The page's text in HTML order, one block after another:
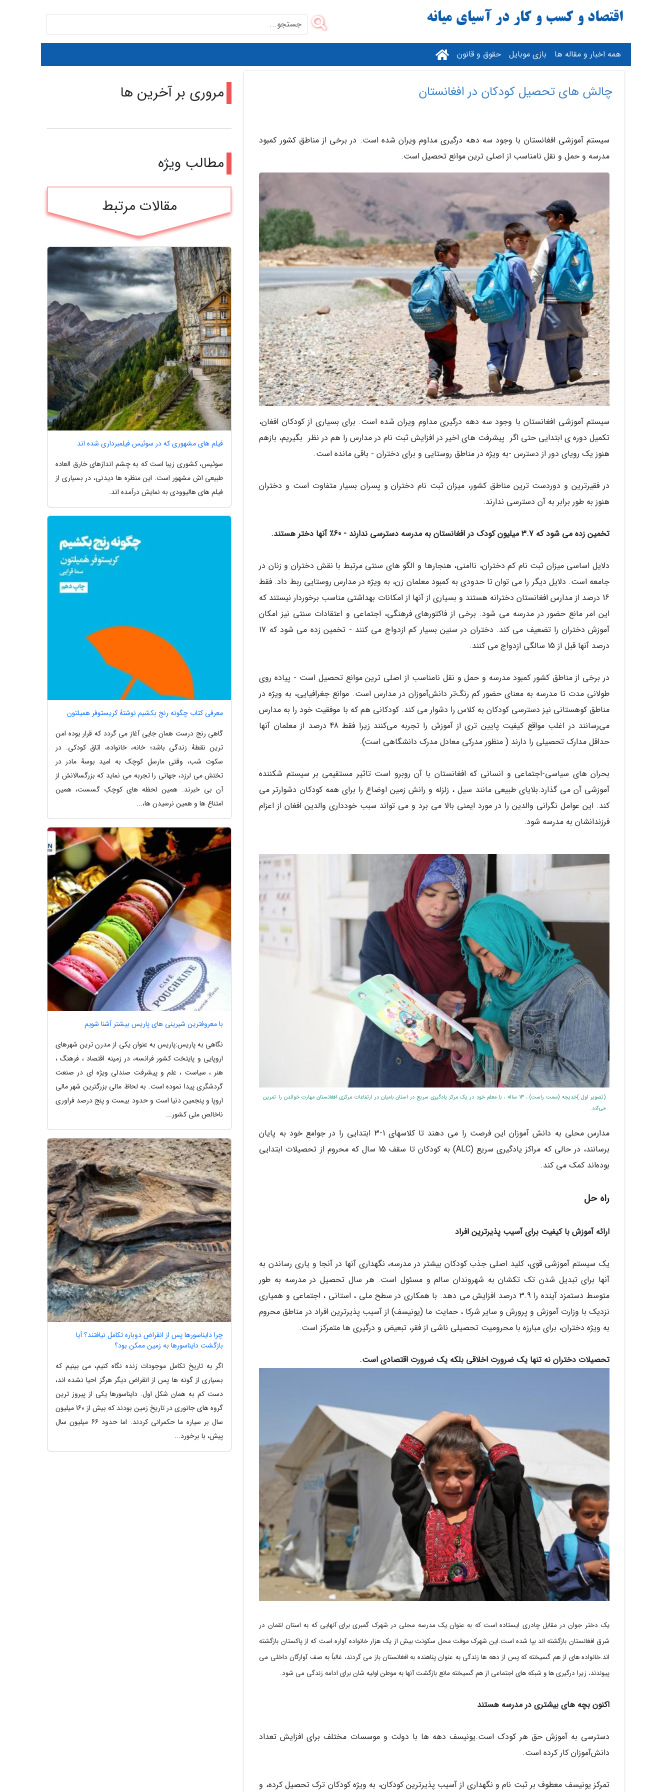
چالش های تحصیل کودکان در افغانستان
سیستم آموزشی افغانستان با وجود سه دهه درگیری مداوم ویران شده است. در برخی از مناطق کشور کمبود
مدرسه و حمل و نقل نامناسب از اصلی ترین موانع تحصیل است.
سیستم آموزشی افغانستان با وجود سه دهه درگیری مداوم ویران شده است. برای بسیاری از کودکان افغان،
تکمیل دوره ی ابتدایی حتی اگر پیشرفت های اخیر در افزایش ثبت نام در مدارس را هم در نظر بگیریم، بازهم
هنوز یک رویای دور از دسترس -به ویژه در مناطق روستایی و برای دختران - باقی مانده است.
در فقیرترین و دوردست ترین مناطق کشور، میزان ثبت نام دختران و پسران بسیار متفاوت است و دختران
هنوز به طور برابر به آن دسترسی ندارند.
تخمین زده می شود که 3.7 میلیون کودک در افغانستان به مدرسه دسترسی ندارند - 60٪ آنها دختر هستند.
دلایل اساسی میزان ثبت نام کم دختران، ناامنی، هنجارها و الگو های سنتی مرتبط با نقش دختران و زنان در
جامعه است. دلایل دیگر را می توان تا حدودی به کمبود معلمان زن، به ویژه در مدارس روستایی ربط داد. فقط
16 درصد از مدارس افغانستان دخترانه هستند و بسیاری از آنها از امکانات بهداشتی مناسب برخوردار نیستند که
این امر مانع حضور در مدرسه می شود. برخی از فاکتورهای فرهنگی، اجتماعی و اعتقادات سنتی نیز امکان
آموزش دختران را تضعیف می کند. دختران در سنین بسیار کم ازدواج می کنند - تخمین زده می شود که 17
درصد آنها قبل از 15 سالگی ازدواج می کنند.
در برخی از مناطق کشور کمبود مدرسه و حمل و نقل نامناسب از اصلی ترین موانع تحصیل است - پیاده روی
طولانی مدت تا مدرسه به معنای حضور کم رنگ‌تر دانش‌آموزان در مدارس است. موانع جغرافیایی، به ویژه در
مناطق کوهستانی نیز دسترسی کودکان به کلاس را دشوار می کند. کودکانی هم که با موفقیت خود را به مدارس
می‌رسانند در اغلب مواقع کیفیت پایین تری از آموزش را تجربه می‌کنند زیرا فقط 48 درصد از معلمان آنها
حداقل مدارک تحصیلی را دارند ( منظور مدرکی معادل مدرک دانشگاهی است).
بحران های سیاسی-اجتماعی و انسانی که افغانستان با آن روبرو است تاثیر مستقیمی بر سیستم شکننده
آموزشی آن‌ می گذارد.بلایای طبیعی مانند سیل ، زلزله و رانش زمین اوضاع را برای همه کودکان دشوار‌تر می
کند. این عوامل نگرانی والدین را در مورد ایمنی بالا می برد و می تواند سبب خودداری والدین افغان از اعزام
فرزندانشان به مدرسه شود.
(تصویر اول )خدیجه (سمت راست) ، 13 ساله ، با معلم خود در یک مرکز یادگیری سریع در استان بامیان در ارتفاعات مرکزی افغانستان مهارت خواندن را تمرین
می‌کند.
مدارس محلی به دانش آموزان این فرصت را می دهند تا کلاسهای 1-3 ابتدایی را در جوامع خود به پایان
برسانند، در حالی که مراکز یادگیری سریع (ALC) به کودکان تا سقف 15 سال که محروم از تحصیلات ابتدایی
بوده‌اند کمک می کند.
راه حل
ارائه آموزش با کیفیت برای آسیب پذیرترین افراد
یک سیستم آموزشی قوی، کلید اصلی جذب کودکان بیشتر در مدرسه، نگهداری آنها در آنجا و یاری رساندن به
آنها برای تبدیل شدن تک تکشان به شهروندان سالم و مسئول است. هر سال تحصیل در مدرسه به طور
متوسط دستمزد آینده را 3.9 درصد افزایش می دهد. با همکاری در سطح ملی ، استانی ، اجتماعی و همیاری
نزدیک با وزارت آموزش و پرورش و سایر شرکا ، حمایت ما (یونیسف) از آسیب پذیرترین افراد در مناطق محروم
به ویژه دختران، برای مبارزه با محرومیت تحصیلی ناشی از فقر، تبعیض و درگیری ها متمرکز است.
تحصیلات دختران نه تنها یک ضرورت اخلاقی بلکه یک ضرورت اقتصادی است.
یک دختر جوان در مقابل چادری ایستاده است که به عنوان یک مدرسه محلی در شهرک گمبری برای آنهایی که به استان لقمان در
شرق افغانستان بازگشته اند بپا شده است.این شهرک موقت محل سکونت بیش از یک هزار خانواده آواره است که از پاکستان بازگشته
اند.خانواده های از هم گسیخته که پس از دهه ها زندگی به عنوان پناهنده به افغانستان باز می گردند، غالباً به صف آوارگان داخلی می
پیوندند، زیرا درگیری ها و شبکه های اجتماعی از هم گسیخته مانع بازگشت آنها به موطن اولیه شان برای ادامه زندگی می شود.
اکنون بچه های بیشتری در مدرسه هستند
دسترسی به آموزش حق هر کودک است.یونیسف دهه ها با دولت و موسسات مختلف برای افزایش تعداد
دانش‌آموزان کار کرده است.
تمرکز یونیسف معطوف بر ثبت نام و نگهداری از آسیب پذیرترین کودکان، به ویژه کودکان ترک تحصیل کرده، و
مروری بر آخرین ها
مطالب ویژه
مقالات مرتبط
فیلم های مشهوری که در سوئیس فیلمبرداری شده اند
سوئیس، کشوری زیبا است که به چشم اندازهای خارق العاده
طبیعی اش مشهور است. این منظره ها دیدنی، در بسیاری از
فیلم های هالیوودی به نمایش درآمده اند.
معرفی کتاب چگونه رنج بکشیم نوشتهٔ کریستوفر همیلتون
گاهی رنج درست همان جایی آغاز می گردد که قرار بوده امن
ترین نقطهٔ زندگی باشد؛ خانه، خانواده، اتاق کودکی. در
سکوت شب، وقتی مارسل کوچک به امید بوسهٔ مادر در
تختش می لرزد، جهانی را تجربه می نماید که بزرگسالانش از
آن بی خبرند. همین لحظه های کوچکِ گسست، همین
امتناع ها و همین نرسیدن ها،...
با معروفترین شیرینی های پاریس بیشتر آشنا شویم
نگاهی به پاریس:پاریس به عنوان یکی از مدرن ترین شهرهای
اروپایی و پایتخت کشور فرانسه، در زمینه اقتصاد ، فرهنگ ،
هنر ، سیاست ، علم و پیشرفت صندلی ویژه ای در صنعت
گردشگری پیدا نموده است. به لحاظ مالی بزرگترین شهر مالی
اروپا و پنجمین دنیا است و حدود بیست و پنج درصد فراوری
ناخالص ملی کشور...
چرا دایناسورها پس از انقراض دوباره تکامل نیافتند؟ آیا
بازگشت دایناسورها به زمین ممکن بود؟
اگر به تاریخ تکامل موجودات زنده نگاه کنیم، می بینیم که
بسیاری از گونه ها پس از انقراض دیگر هرگز احیا نشده اند،
دست کم به همان شکل اول. دایناسورها یکی از پیروز ترین
گروه های جانوری در تاریخ زمین بودند که بیش از 160 میلیون
سال بر سیاره ما حکمرانی کردند. اما حدود 66 میلیون سال
پیش، با برخورد...
همه اخبار و مقاله ها بازی موبایل حقوق و قانون